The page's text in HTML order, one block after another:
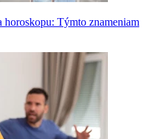
Týmto znameniam